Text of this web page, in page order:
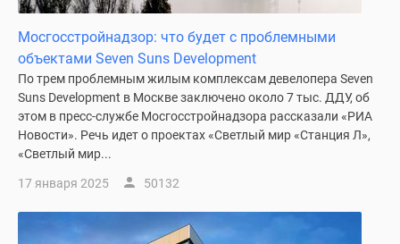
Мосгосстройнадзор: что будет с проблемными
объектами Seven Suns Development
По трем проблемным жилым комплексам девелопера Seven
Suns Development в Москве заключено около 7 тыс. ДДУ, об
этом в пресс-службе Мосгосстройнадзора рассказали «РИА
Новости». Речь идет о проектах «Светлый мир «Станция Л»,
«Светлый мир...
17 января 2025 50132